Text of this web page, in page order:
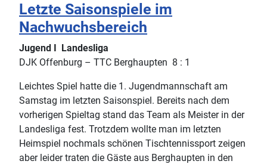
Letzte Saisonspiele im
Nachwuchsbereich
Jugend I Landesliga
DJK Offenburg – TTC Berghaupten 8 : 1
Leichtes Spiel hatte die 1. Jugendmannschaft am
Samstag im letzten Saisonspiel. Bereits nach dem
vorherigen Spieltag stand das Team als Meister in der
Landesliga fest. Trotzdem wollte man im letzten
Heimspiel nochmals schönen Tischtennissport zeigen
aber leider traten die Gäste aus Berghaupten in den